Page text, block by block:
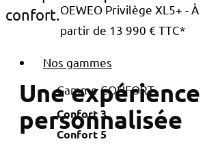
OEWEO Privilège XL5+ - À
partir de 13 990 € TTC*
Nos gammes
Gamme CONFORT
Confort 3
Confort 5
confort.
Une expérience
personnalisée